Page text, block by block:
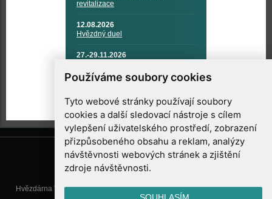
Používáme soubory cookies
Tyto webové stránky používají soubory
cookies a další sledovací nástroje s cílem
vylepšení uživatelského prostředí, zobrazení
přizpůsobeného obsahu a reklam, analýzy
návštěvnosti webových stránek a zjištění
zdroje návštěvnosti.
revitalizace
12.08.2026
Hvězdný duel
27.-29.11.2026
TECHNIKA A KOSMICKÉ
TECHNOLOGIE
Hvězdárna Valašské Meziříčí, příspěvková organizace, Vsetínská 78, 757